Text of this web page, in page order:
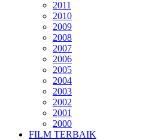
2011
2010
2009
2008
2007
2006
2005
2004
2003
2002
2001
2000
FILM TERBAIK